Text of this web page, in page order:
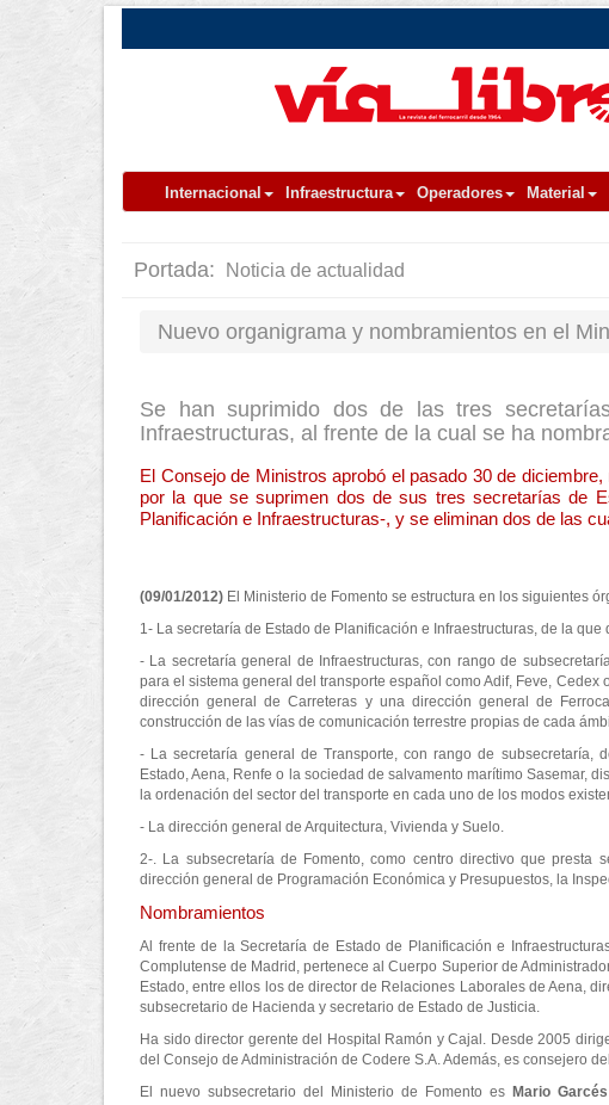
Internacional Infraestructura Operadores Material
Portada: Noticia de actualidad
Nuevo organigrama y nombramientos en el
Se han suprimido dos de las tres
Infraestructuras, al frente de la cual se ha
El Consejo de Ministros aprobó el pasado 30 de
por la que se suprimen dos de sus tres secretarías de
Planificación e Infraestructuras-, y se eliminan dos de las
(09/01/2012) El Ministerio de Fomento se estructura en los siguientes
1- La secretaría de Estado de Planificación e Infraestructuras, de la
- La secretaría general de Infraestructuras, con rango de
para el sistema general del transporte español como Adif, Feve,
dirección general de Carreteras y una dirección general de
construcción de las vías de comunicación terrestre propias de cada
- La secretaría general de Transporte, con rango de subsecretaría,
Estado, Aena, Renfe o la sociedad de salvamento marítimo Sasemar,
la ordenación del sector del transporte en cada uno de los modos
- La dirección general de Arquitectura, Vivienda y Suelo.
2-. La subsecretaría de Fomento, como centro directivo que
dirección general de Programación Económica y Presupuestos, la
Nombramientos
Al frente de la Secretaría de Estado de Planificación e
Complutense de Madrid, pertenece al Cuerpo Superior de
Estado, entre ellos los de director de Relaciones Laborales de Aena,
subsecretario de Hacienda y secretario de Estado de Justicia.
Ha sido director gerente del Hospital Ramón y Cajal. Desde 2005
del Consejo de Administración de Codere S.A. Además, es consejero
El nuevo subsecretario del Ministerio de Fomento es Mario